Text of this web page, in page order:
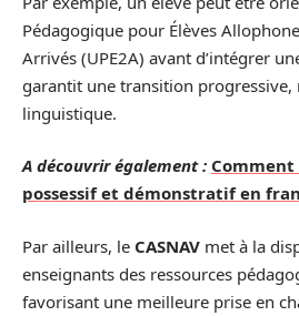
Pédagogique pour Élèves
Arrivés (UPE2A) avant d’intégrer
garantit une transition
linguistique.
A découvrir également :
possessif et démonstratif en
Par ailleurs, le CASNAV met à la
enseignants des ressources
favorisant une meilleure prise en